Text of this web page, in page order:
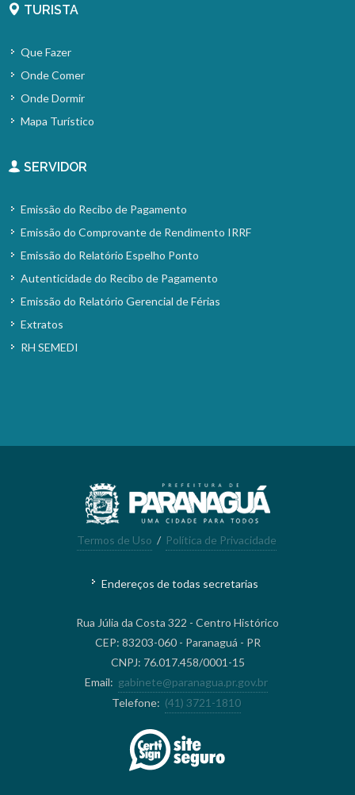
TURISTA
Que Fazer
Onde Comer
Onde Dormir
Mapa Turístico
SERVIDOR
Emissão do Recibo de Pagamento
Emissão do Comprovante de Rendimento IRRF
Emissão do Relatório Espelho Ponto
Autenticidade do Recibo de Pagamento
Emissão do Relatório Gerencial de Férias
Extratos
RH SEMEDI
Termos de Uso / Política de Privacidade
Endereços de todas secretarias
Rua Júlia da Costa 322 - Centro Histórico
CEP: 83203-060 - Paranaguá - PR
CNPJ: 76.017.458/0001-15
Email: gabinete@paranagua.pr.gov.br
Telefone: (41) 3721-1810